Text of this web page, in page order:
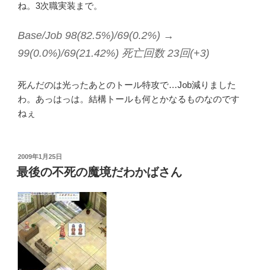
ね。3次職実装まで。
Base/Job 98(82.5%)/69(0.2%) →
99(0.0%)/69(21.42%) 死亡回数 23回(+3)
死んだのは光ったあとのトール特攻で…Job減りました
わ。あっはっは。結構トールも何とかなるものなのです
ねぇ
投
稿
日:
2009年1月25日
最後の不死の魔境だわかばさん